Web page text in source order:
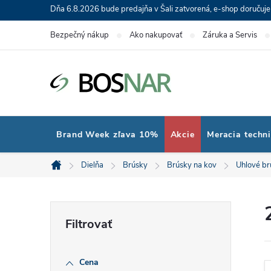
na
Dňa 6.8.2026 bude predajňa v Šali zatvorená, e-shop
Bezpečný nákup Ako nakupovať Záruka a Servis
Brand Week zľava 10% Akcie Meracia
Domov
Dielňa Brúsky Brúsky na kov Uhlové
Cena